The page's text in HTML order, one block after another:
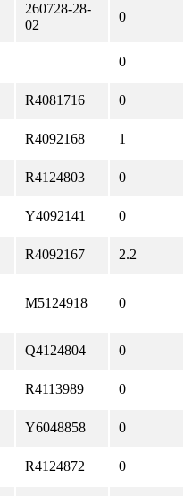
260728-28-
02
0
0
R4081716 0
R4092168 1
R4124803 0
Y4092141 0
R4092167 2.2
M5124918 0
Q4124804 0
R4113989 0
Y6048858 0
R4124872 0